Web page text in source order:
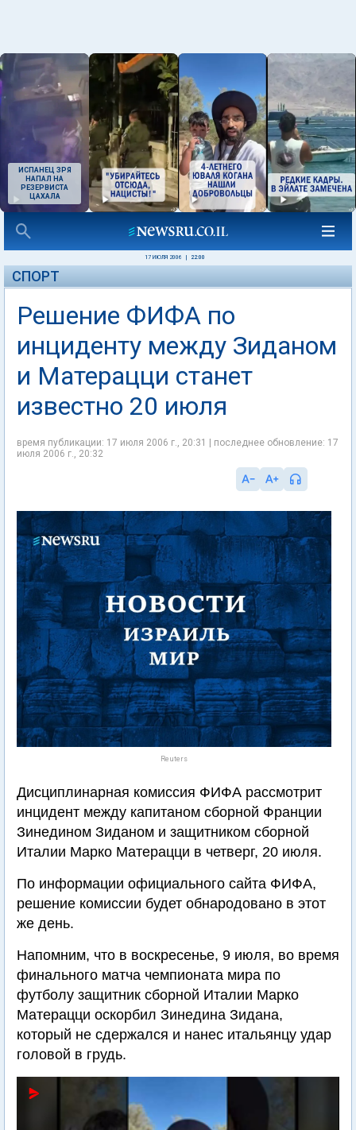
ИСПАНЕЦ ЗРЯ
НАПАЛ НА
РЕЗЕРВИСТА
ЦАХАЛА
17 ИЮЛЯ 2006 22:00
СПОРТ
Решение ФИФА по
инциденту между Зиданом
и Матерацци станет
известно 20 июля
время публикации: 17 июля 2006 г., 20:31 | последнее обновление: 17
июля 2006 г., 20:32
Reuters
Дисциплинарная комиссия ФИФА рассмотрит
инцидент между капитаном сборной Франции
Зинедином Зиданом и защитником сборной
Италии Марко Матерацци в четверг, 20 июля.
По информации официального сайта ФИФА,
решение комиссии будет обнародовано в этот
же день.
Напомним, что в воскресенье, 9 июля, во время
финального матча чемпионата мира по
футболу защитник сборной Италии Марко
Матерацци оскорбил Зинедина Зидана,
который не сдержался и нанес итальянцу удар
головой в грудь.